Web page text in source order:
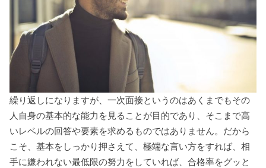
繰り返しになりますが、一次面接というのはあくまでもその
人自身の基本的な能力を見ることが目的であり、そこまで高
いレベルの回答や要素を求めるものではありません。だから
こそ、基本をしっかり押さえて、極端な言い方をすれば、相
手に嫌われない最低限の努力をしていれば、合格率をグッと